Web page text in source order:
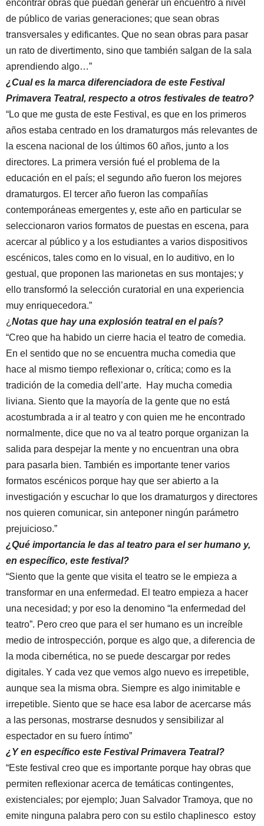
encontrar obras que puedan generar un encuentro a nivel
de público de varias generaciones; que sean obras
transversales y edificantes. Que no sean obras para pasar
un rato de divertimento, sino que también salgan de la sala
aprendiendo algo…”
¿Cual es la marca diferenciadora de este Festival
Primavera Teatral, respecto a otros festivales de teatro?
“Lo que me gusta de este Festival, es que en los primeros
años estaba centrado en los dramaturgos más relevantes de
la escena nacional de los últimos 60 años, junto a los
directores. La primera versión fué el problema de la
educación en el país; el segundo año fueron los mejores
dramaturgos. El tercer año fueron las compañías
contemporáneas emergentes y, este año en particular se
seleccionaron varios formatos de puestas en escena, para
acercar al público y a los estudiantes a varios dispositivos
escénicos, tales como en lo visual, en lo auditivo, en lo
gestual, que proponen las marionetas en sus montajes; y
ello transformó la selección curatorial en una experiencia
muy enriquecedora.”
¿ Notas que hay una explosión teatral en el país?
“Creo que ha habido un cierre hacia el teatro de comedia.
En el sentido que no se encuentra mucha comedia que
hace al mismo tiempo reflexionar o, crítica; como es la
tradición de la comedia dell’arte. Hay mucha comedia
liviana. Siento que la mayoría de la gente que no está
acostumbrada a ir al teatro y con quien me he encontrado
normalmente, dice que no va al teatro porque organizan la
salida para despejar la mente y no encuentran una obra
para pasarla bien. También es importante tener varios
formatos escénicos porque hay que ser abierto a la
investigación y escuchar lo que los dramaturgos y directores
nos quieren comunicar, sin anteponer ningún parámetro
prejuicioso.”
¿Qué importancia le das al teatro para el ser humano y,
en específico, este festival?
“Siento que la gente que visita el teatro se le empieza a
transformar en una enfermedad. El teatro empieza a hacer
una necesidad; y por eso la denomino “la enfermedad del
teatro”. Pero creo que para el ser humano es un increíble
medio de introspección, porque es algo que, a diferencia de
la moda cibernética, no se puede descargar por redes
digitales. Y cada vez que vemos algo nuevo es irrepetible,
aunque sea la misma obra. Siempre es algo inimitable e
irrepetible. Siento que se hace esa labor de acercarse más
a las personas, mostrarse desnudos y sensibilizar al
espectador en su fuero íntimo”
¿Y en específico este Festival Primavera Teatral?
“Este festival creo que es importante porque hay obras que
permiten reflexionar acerca de temáticas contingentes,
existenciales; por ejemplo; Juan Salvador Tramoya, que no
emite ninguna palabra pero con su estilo chaplinesco estoy